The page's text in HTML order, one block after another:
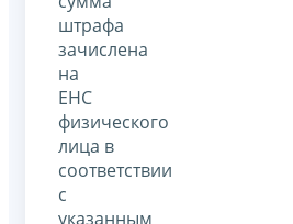
штрафа
зачислена
на
ЕНС
физического
лица в
соответствии
с
указанным